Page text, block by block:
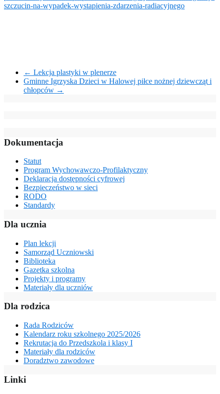
szczucin-na-wypadek-wystapienia-zdarzenia-radiacyjnego
← Lekcja plastyki w plenerze
Gminne Igrzyska Dzieci w Halowej piłce nożnej dziewcząt i
chłopców →
Dokumentacja
Statut
Program Wychowawczo-Profilaktyczny
Deklaracja dostępności cyfrowej
Bezpieczeństwo w sieci
RODO
Standardy
Dla ucznia
Plan lekcji
Samorząd Uczniowski
Biblioteka
Gazetka szkolna
Projekty i programy
Materiały dla uczniów
Dla rodzica
Rada Rodziców
Kalendarz roku szkolnego 2025/2026
Rekrutacja do Przedszkola i klasy I
Materiały dla rodziców
Doradztwo zawodowe
Linki